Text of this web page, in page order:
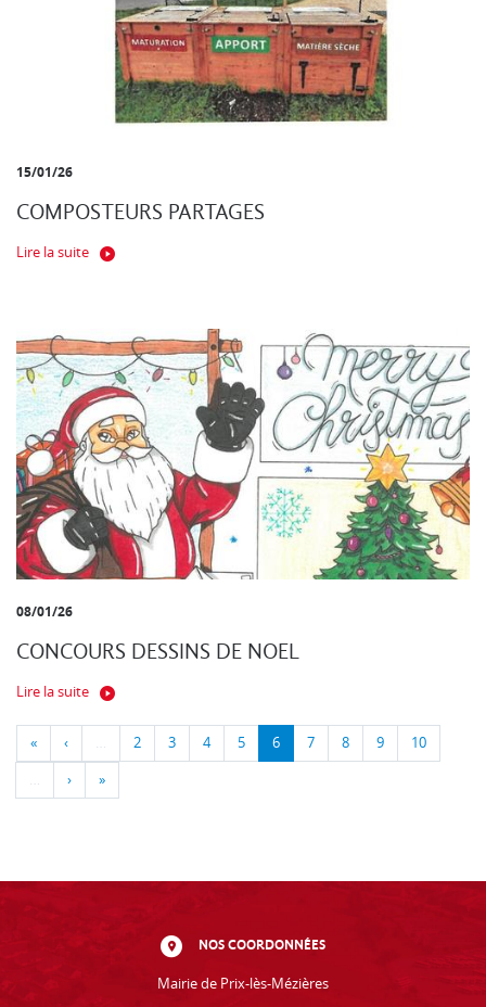
15/01/26
COMPOSTEURS PARTAGES
Lire la suite
08/01/26
CONCOURS DESSINS DE NOEL
Lire la suite
« ‹ … 2 3 4 5 6 7 8 9 10
… › »
NOS COORDONNÉES
Mairie de Prix-lès-Mézières